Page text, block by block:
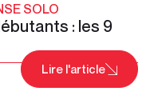
SOLO
: les 9
Lire l'article